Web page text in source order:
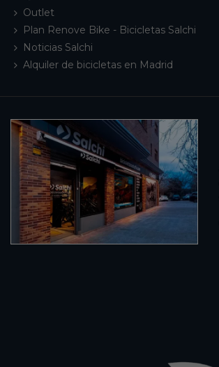
Outlet
Plan Renove Bike - Bicicletas Salchi
Noticias Salchi
Alquiler de bicicletas en Madrid